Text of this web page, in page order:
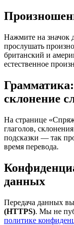
Нажмите на значок
прослушать
британский и
естественное
склонение
На странице
глаголов,
подсказки — так
время перевода.
данных
Передача данных
(HTTPS). Мы не
политике